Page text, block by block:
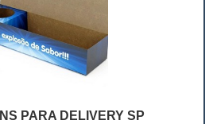
e deixá-los em uma melhor
por exemplo. O acabamento
é perfeito e detalhado, de
perfeitamente bem no que o
PARA DELIVERY SP